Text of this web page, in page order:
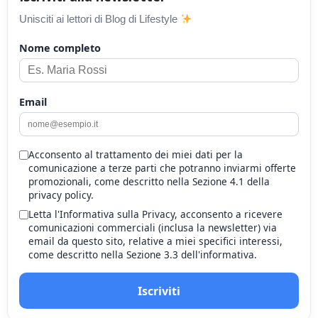
Unisciti ai lettori di Blog di Lifestyle
Nome completo
Email
Acconsento al trattamento dei miei dati per la
comunicazione a terze parti che potranno inviarmi offerte
promozionali, come descritto nella Sezione 4.1 della
privacy policy.
Letta l'Informativa sulla Privacy, acconsento a ricevere
comunicazioni commerciali (inclusa la newsletter) via
email da questo sito, relative a miei specifici interessi,
come descritto nella Sezione 3.3 dell'informativa.
Iscriviti